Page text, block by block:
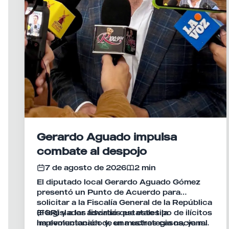
Gerardo Aguado impulsa
combate al despojo
7 de agosto de 2026
2 min
El diputado local Gerardo Aguado Gómez
presentó un Punto de Acuerdo para
solicitar a la Fiscalía General de la República
(FGR) y a las fiscalías estatales la
implementación de una estrategia nacional
El legislador advirtió que este tipo de ilícitos
ha evolucionado y, en muchos casos, ya no